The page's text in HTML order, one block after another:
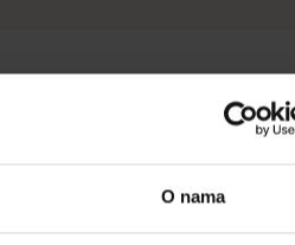
O nama